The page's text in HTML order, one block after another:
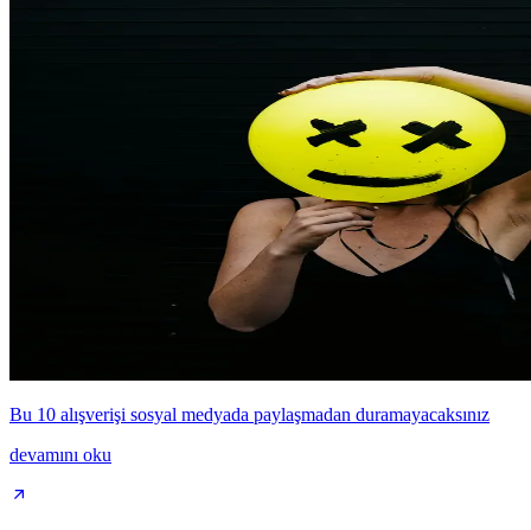
Bu 10 alışverişi sosyal medyada paylaşmadan duramayacaksınız
devamını oku